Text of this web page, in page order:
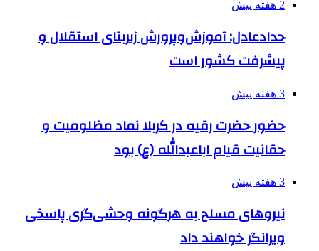
2 هفته پیش
حدادعادل: آموزش‌وپرورش زیربنای استقلال و
پیشرفت کشور است
3 هفته پیش
حضور حضرت رقیه در کربلا نماد مظلومیت و
حقانیت قیام اباعبدالله (ع) بود
3 هفته پیش
نیروهای مسلح به هرگونه وحشی‌گری پاسخی
ویرانگر خواهند داد